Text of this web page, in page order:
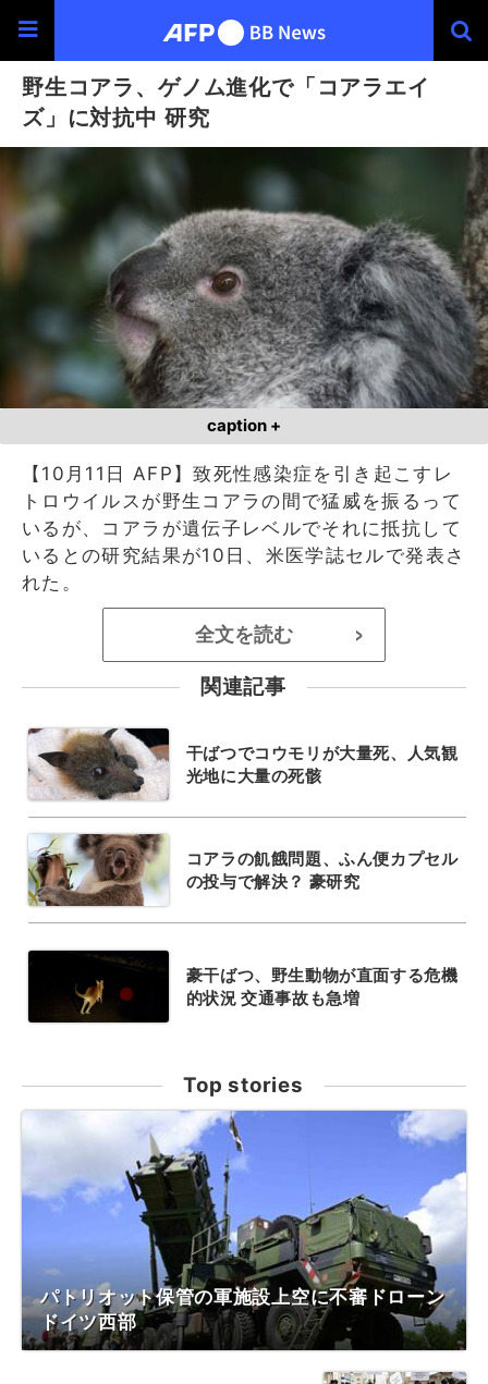
野生コアラ、ゲノム進化で「コアラエイ
ズ」に対抗中 研究
caption +
【10月11日 AFP】致死性感染症を引き起こすレ
トロウイルスが野生コアラの間で猛威を振るって
いるが、コアラが遺伝子レベルでそれに抵抗して
いるとの研究結果が10日、米医学誌セルで発表さ
れた。
全文を読む >
関連記事
干ばつでコウモリが大量死、人気観
光地に大量の死骸
コアラの飢餓問題、ふん便カプセル
の投与で解決？ 豪研究
豪干ばつ、野生動物が直面する危機
的状況 交通事故も急増
Top stories
パトリオット保管の軍施設上空に不審ドローン
ドイツ西部